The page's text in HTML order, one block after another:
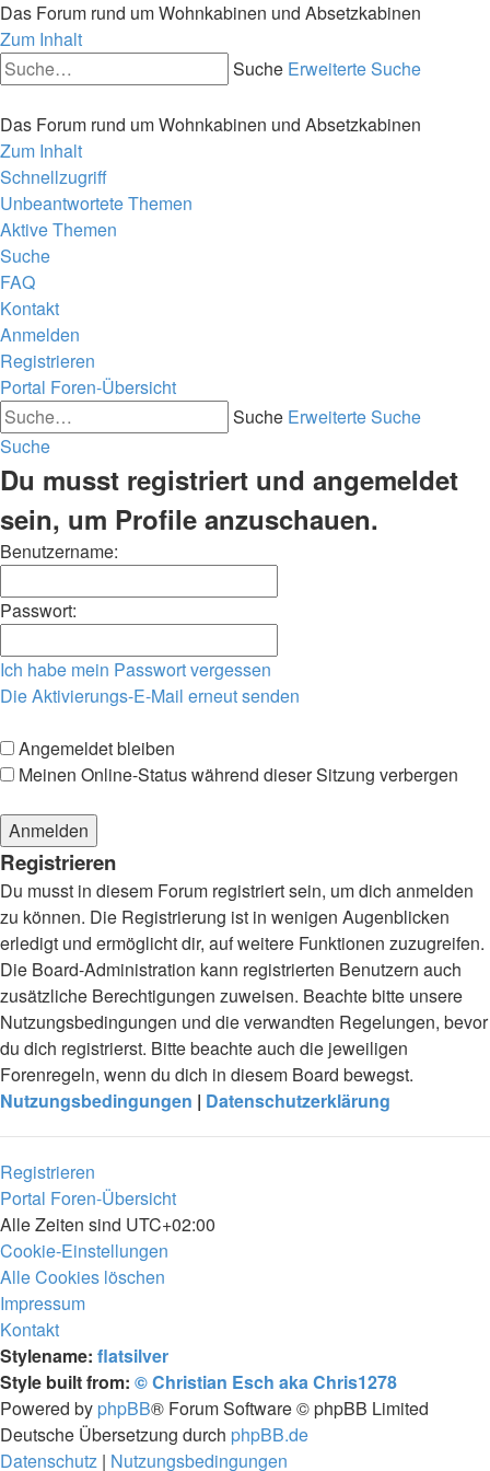
Das Forum rund um Wohnkabinen und Absetzkabinen
Zum Inhalt
Suche Erweiterte Suche
Das Forum rund um Wohnkabinen und Absetzkabinen
Zum Inhalt
Schnellzugriff
Unbeantwortete Themen
Aktive Themen
Suche
FAQ
Kontakt
Anmelden
Registrieren
Portal Foren-Übersicht
Suche Erweiterte Suche
Suche
Du musst registriert und angemeldet
sein, um Profile anzuschauen.
Benutzername:
Passwort:
Ich habe mein Passwort vergessen
Die Aktivierungs-E-Mail erneut senden
Angemeldet bleiben
Meinen Online-Status während dieser Sitzung verbergen
Registrieren
Du musst in diesem Forum registriert sein, um dich anmelden
zu können. Die Registrierung ist in wenigen Augenblicken
erledigt und ermöglicht dir, auf weitere Funktionen zuzugreifen.
Die Board-Administration kann registrierten Benutzern auch
zusätzliche Berechtigungen zuweisen. Beachte bitte unsere
Nutzungsbedingungen und die verwandten Regelungen, bevor
du dich registrierst. Bitte beachte auch die jeweiligen
Forenregeln, wenn du dich in diesem Board bewegst.
Nutzungsbedingungen | Datenschutzerklärung
Registrieren
Portal Foren-Übersicht
Alle Zeiten sind UTC+02:00
Cookie-Einstellungen
Alle Cookies löschen
Impressum
Kontakt
Stylename: flatsilver
Style built from: © Christian Esch aka Chris1278
Powered by phpBB® Forum Software © phpBB Limited
Deutsche Übersetzung durch phpBB.de
Datenschutz | Nutzungsbedingungen